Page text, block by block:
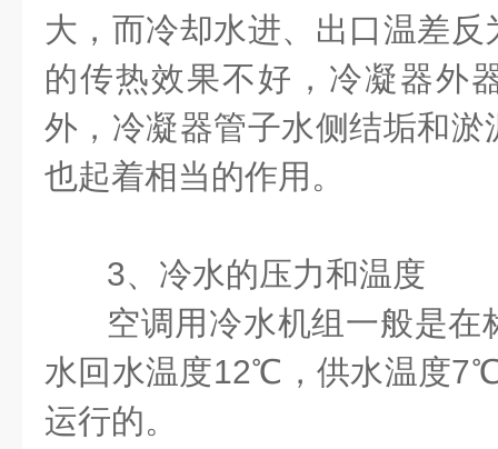
大，而冷却水进、出口温差
的传热效果不好，冷凝器外
外，冷凝器管子水侧结垢和
也起着相当的作用。
3、冷水的压力和温度
空调用冷水机组一般是在
水回水温度12℃ ，供水温度
运行的。